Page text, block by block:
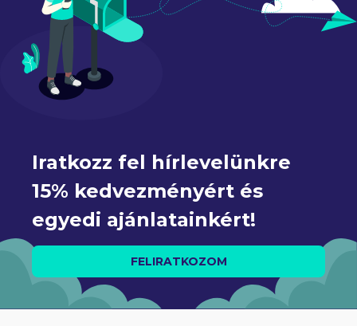
Iratkozz fel hírlevelünkre
15% kedvezményért és
egyedi ajánlatainkért!
FELIRATKOZOM